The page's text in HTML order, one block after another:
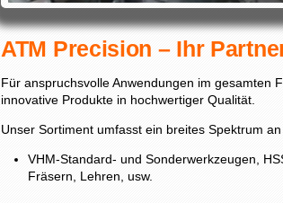
ATM Precision – Ihr
Für anspruchsvolle Anwendungen im gesamten
innovative Produkte in hochwertiger Qualität.
Unser Sortiment umfasst ein breites Spektrum
VHM-Standard- und Sonderwerkzeugen,
Fräsern, Lehren, usw.